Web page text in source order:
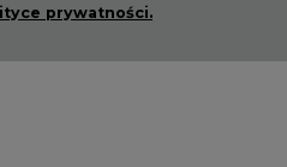
prywatności.